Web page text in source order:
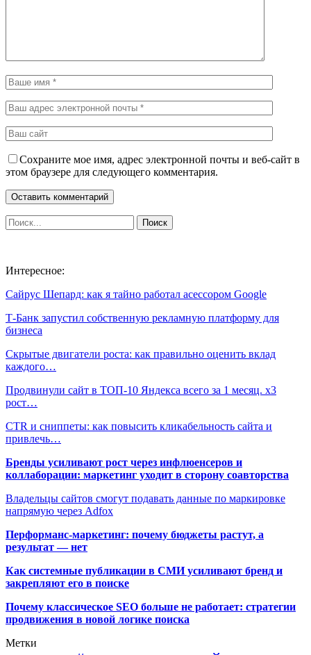
Сохраните мое имя, адрес электронной почты и веб-сайт в
этом браузере для следующего комментария.
Интересное:
Сайрус Шепард: как я тайно работал асессором Google
Т-Банк запустил собственную рекламную платформу для
бизнеса
Скрытые двигатели роста: как правильно оценить вклад
каждого…
Продвинули сайт в ТОП-10 Яндекса всего за 1 месяц. х3
рост…
CTR и сниппеты: как повысить кликабельность сайта и
привлечь…
Бренды усиливают рост через инфлюенсеров и
коллаборации: маркетинг уходит в сторону соавторства
Владельцы сайтов смогут подавать данные по маркировке
напрямую через Adfox
Перформанс-маркетинг: почему бюджеты растут, а
результат — нет
Как системные публикации в СМИ усиливают бренд и
закрепляют его в поиске
Почему классическое SEO больше не работает: стратегии
продвижения в новой логике поиска
Метки